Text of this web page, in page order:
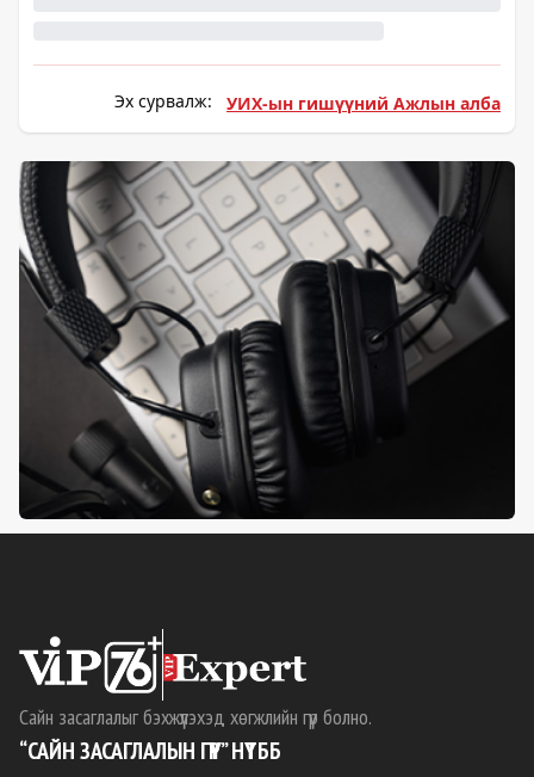
Эх сурвалж: УИХ-ын гишүүний Ажлын алба
Сайн засаглалыг бэхжүүлэхэд хөгжлийн гүүр болно.
“САЙН ЗАСАГЛАЛЫН ГҮҮР” НҮТББ